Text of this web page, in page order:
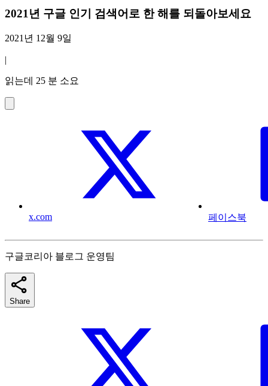
2021년 구글 인기 검색어로 한 해를 되돌아보세요
2021년 12월 9일
|
읽는데 25 분 소요
x.com 페이스북
구글코리아 블로그 운영팀
Share